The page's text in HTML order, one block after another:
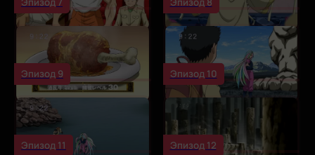
Эпизод 9 Эпизод 10
Эпизод 11 Эпизод 12